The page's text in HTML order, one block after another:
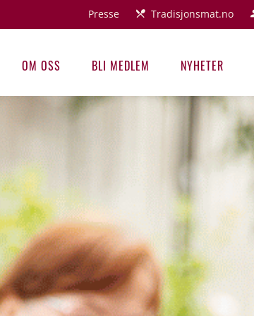
Presse Tradisjonsmat.no
OM OSS BLI MEDLEM NYHETER